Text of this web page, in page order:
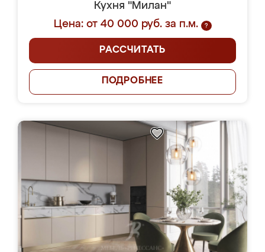
Кухня "Милан"
Цена: от 40 000 руб. за п.м.
?
РАССЧИТАТЬ
ПОДРОБНЕЕ